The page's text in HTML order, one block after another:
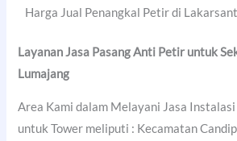
Harga Jual Penangkal Petir di
Layanan Jasa Pasang Anti Petir untuk
Lumajang
Area Kami dalam Melayani Jasa
untuk Tower meliputi : Kecamatan